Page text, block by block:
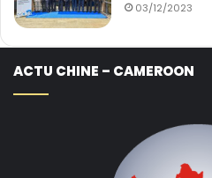
03/12/2023
ACTU CHINE – CAMEROON